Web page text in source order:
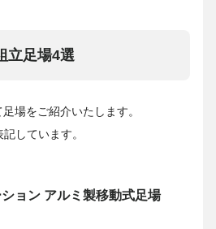
立足場4選
場をご紹介いたします。
しています。
ョン アルミ製移動式足場